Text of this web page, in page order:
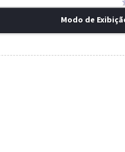
Modo de